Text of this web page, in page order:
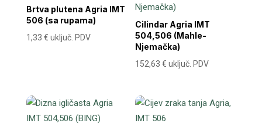
Brtva plutena Agria IMT
506 (sa rupama)
1,33 € uključ. PDV
Cilindar Agria IMT
504,506 (Mahle-
Njemačka)
152,63€ uključ. PDV